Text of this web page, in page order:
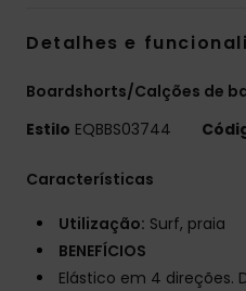
Detalhes e
Boardshorts/Calções de
Estilo EQBBS03744
Características
Utilização: Surf, praia
BENEFÍCIOS
Elástico em 4 direções.